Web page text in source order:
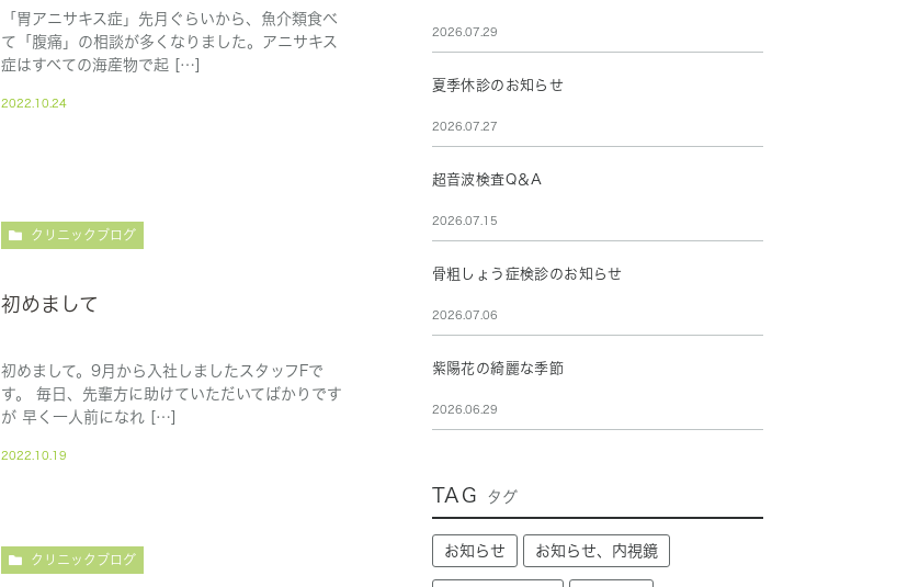
「胃アニサキス症」先月ぐらいから、魚介類食べ
て「腹痛」の相談が多くなりました。アニサキス
症はすべての海産物で起 […]
2022.10.24
クリニックブログ
初めまして
初めまして。9月から入社しましたスタッフFで
す。 毎日、先輩方に助けていただいてばかりです
が 早く一人前になれ […]
2022.10.19
クリニックブログ
2026.07.29
夏季休診のお知らせ
2026.07.27
超音波検査Q＆A
2026.07.15
骨粗しょう症検診のお知らせ
2026.07.06
紫陽花の綺麗な季節
2026.06.29
TAG タグ
お知らせ お知らせ、内視鏡